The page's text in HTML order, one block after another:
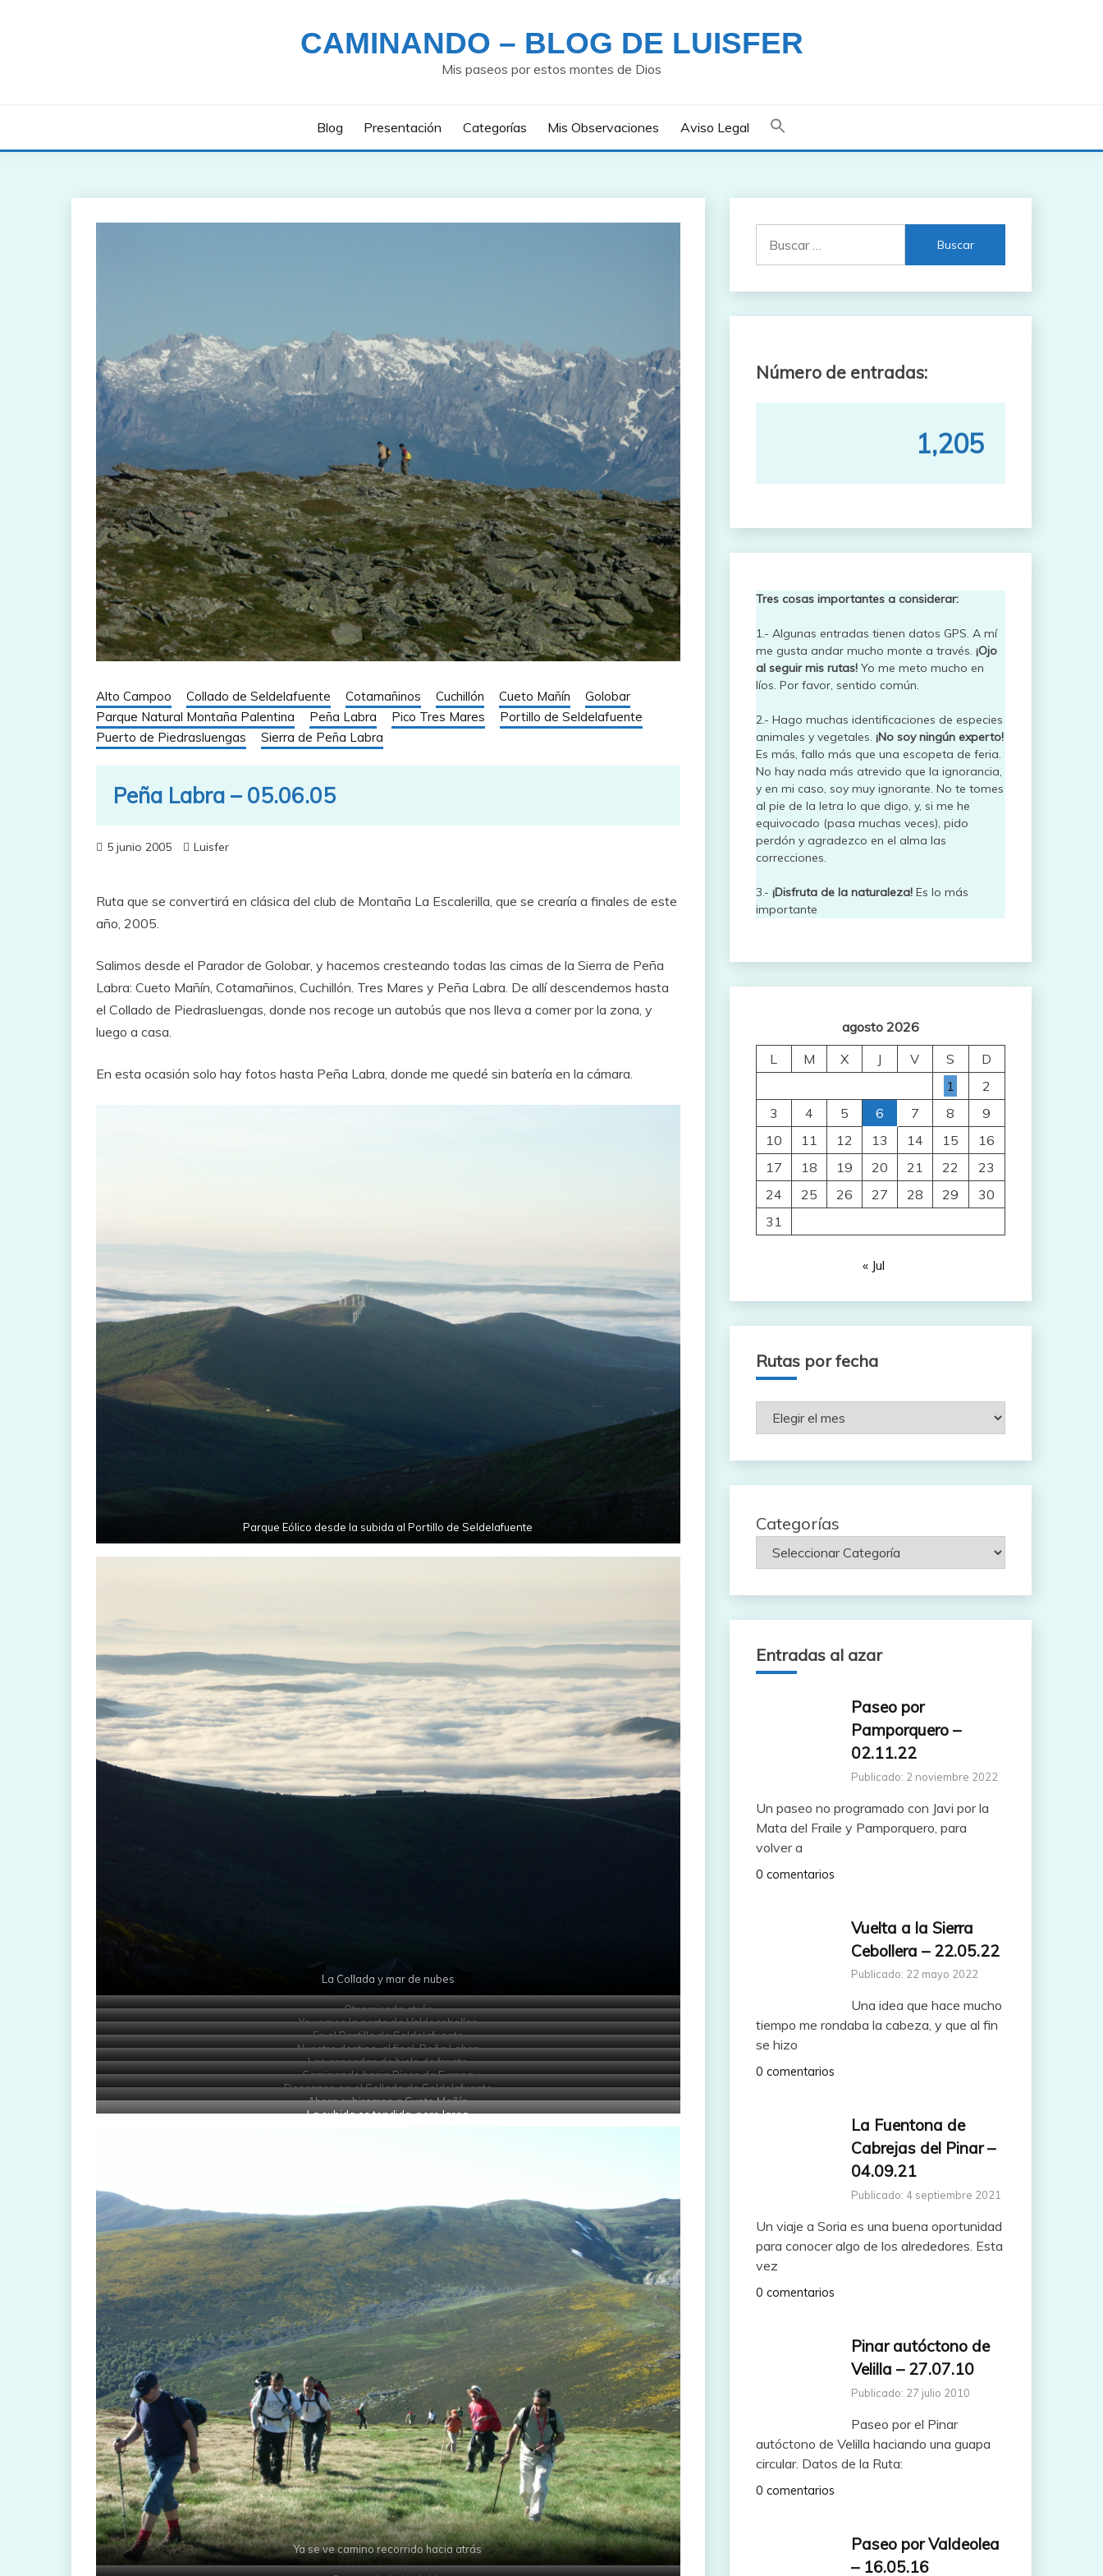
CAMINANDO – BLOG DE LUISFER
Mis paseos por estos montes de Dios
Blog Presentación Categorías Mis Observaciones Aviso Legal
Alto Campoo Collado de Seldelafuente Cotamañinos Cuchillón Cueto Mañín
Golobar
Parque Natural Montaña Palentina
Peña Labra Pico Tres Mares
Portillo de Seldelafuente
Puerto de Piedrasluengas
Sierra de Peña Labra
Peña Labra – 05.06.05
5 junio 2005 Luisfer
Ruta que se convertirá en clásica del club de Montaña La Escalerilla, que se crearía a finales de este
año, 2005.
Salimos desde el Parador de Golobar, y hacemos cresteando todas las cimas de la Sierra de Peña
Labra: Cueto Mañín, Cotamañinos, Cuchillón. Tres Mares y Peña Labra. De allí descendemos hasta
el Collado de Piedrasluengas, donde nos recoge un autobús que nos lleva a comer por la zona, y
luego a casa.
En esta ocasión solo hay fotos hasta Peña Labra, donde me quedé sin batería en la cámara.
Parque Eólico desde la subida al Portillo de Seldelafuente
La Collada y mar de nubes
Otra mirada atrás
Ya vemos la norte de Valdecebollas
En el Portillo de Seldelafuente
Nuestro destino, al final, Peña Labra
Las cascadas de hielo de frente
Caminando hacia Picos de Europa
Descanso en el Collado de Seldelafuente
Ahora subiremos a Cueto Mañín
La subida es tendida, pero larga
Ya se ve camino recorrido hacia atrás
Número de entradas:
1,205
Tres cosas importantes a considerar:
1.- Algunas entradas tienen datos GPS. A mí
me gusta andar mucho monte a través. ¡Ojo
al seguir mis rutas!Yo me meto mucho en
líos. Por favor, sentido común.
2.- Hago muchas identificaciones de especies
animales y vegetales. ¡No soy ningún experto!
Es más, fallo más que una escopeta de feria.
No hay nada más atrevido que la ignorancia,
y en mi caso, soy muy ignorante. No te tomes
al pie de la letra lo que digo, y, si me he
equivocado (pasa muchas veces), pido
perdón y agradezco en el alma las
correcciones.
3.- ¡Disfruta de la naturaleza!Es lo más
importante
agosto 2026
L
M X J V S
D
1
2
3
4 5 6 7 8
9
10
11 12 13 14 15
16
17
18 19 20 21 22
23
24
25 26 27 28 29
30
31
« Jul
Rutas por fecha
Rutas
Categorías
Entradas al azar
Paseo por
Pamporquero –
02.11.22
Publicado: 2 noviembre 2022
Un paseo no programado con Javi por la
Mata del Fraile y Pamporquero, para
volver a
0 comentarios
Vuelta a la Sierra
Cebollera – 22.05.22
Publicado: 22 mayo 2022
Una idea que hace mucho
tiempo me rondaba la cabeza, y que al fin
se hizo
0 comentarios
La Fuentona de
Cabrejas del Pinar –
04.09.21
Publicado: 4 septiembre 2021
Un viaje a Soria es una buena oportunidad
para conocer algo de los alrededores. Esta
vez
0 comentarios
Pinar autóctono de
Velilla – 27.07.10
Publicado: 27 julio 2010
Paseo por el Pinar
autóctono de Velilla haciando una guapa
circular. Datos de la Ruta:
0 comentarios
Paseo por Valdeolea
– 16.05.16